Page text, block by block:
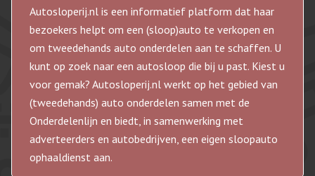
Autosloperij.nl is een informatief platform dat haar
bezoekers helpt om een (sloop)auto te verkopen en
om tweedehands auto onderdelen aan te schaffen. U
kunt op zoek naar een autosloop die bij u past. Kiest u
voor gemak? Autosloperij.nl werkt op het gebied van
(tweedehands) auto onderdelen samen met de
Onderdelenlijn en biedt, in samenwerking met
adverteerders en autobedrijven, een eigen sloopauto
ophaaldienst aan.